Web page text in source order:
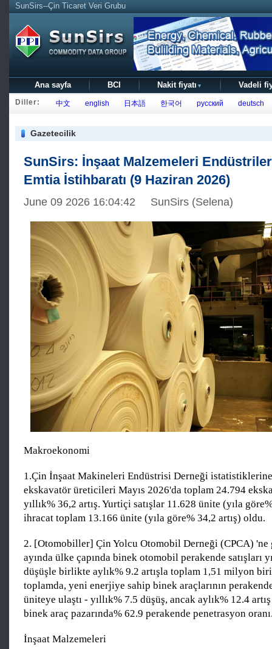
SunSirs--Çin Ticaret Veri Grubu
Ana sayfa BCI Nakit fiyatı ▼ Vadeli
Diller: 中文 english 日本語 한국어 русский deutsch
Gazetecilik
SunSirs: İnşaat Malzemeleri
Emtia İstihbaratı (9 Haziran 2026)
June 09 2026 16:04:42 SunSirs (Selena)
Makroekonomi
1.Çin İnşaat Makineleri Endüstrisi Derneği
ekskavatör üreticileri Mayıs 2026'da toplam 24.794
yıllık% 36,2 artış. Yurtiçi satışlar 11.628 ünite (yıla
ihracat toplam 13.166 ünite (yıla göre% 34,2 artış) oldu.
2. [Otomobiller] Çin Yolcu Otomobil Derneği (CPCA) 'ne
ayında ülke çapında binek otomobil perakende satışları
düşüşle birlikte aylık% 9.2 artışla toplam 1,51 milyon
toplamda, yeni enerjiye sahip binek araçlarının
üniteye ulaştı - yıllık% 7.5 düşüş, ancak aylık% 12.4
binek araç pazarında% 62.9 perakende penetrasyon
İnşaat Malzemeleri